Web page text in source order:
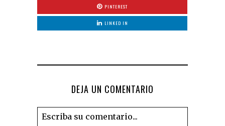
PINTEREST
LINKED IN
DEJA UN COMENTARIO